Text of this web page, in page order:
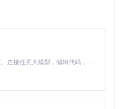
Claude Code 的开源替代方案。连接任意大模型，编辑代码，运行命令，自动验证 — 全自动执行。用 Rust 构建，极致性能。 ｜ An open-source alternative to Claude Code. Connect any LLM, edit code, run commands, and verify changes — autonomously. Built in Rust for speed. Get Started